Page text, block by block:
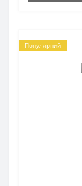
Популярний